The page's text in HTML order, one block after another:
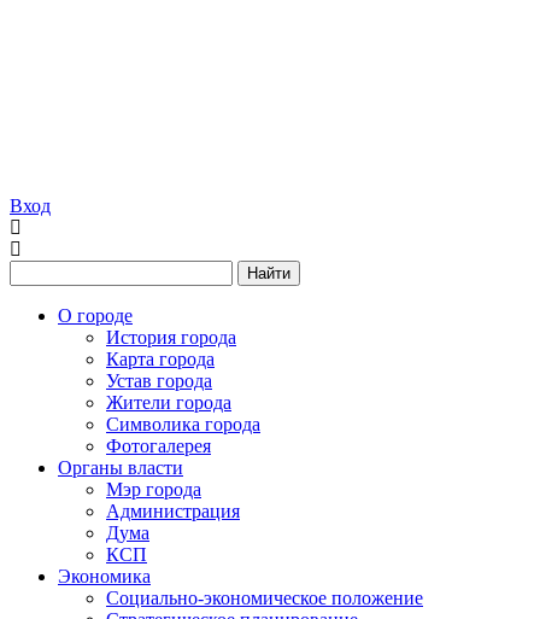
Вход
Найти
О городе
История города
Карта города
Устав города
Жители города
Символика города
Фотогалерея
Органы власти
Мэр города
Администрация
Дума
КСП
Экономика
Социально-экономическое положение